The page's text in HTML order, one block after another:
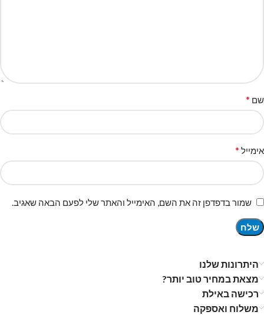
שם *
אימייל *
שמור בדפדפן זה את השם, האימייל והאתר שלי לפעם הבאה שאגיב.
היתרונות שלנו
מצאת במחיר טוב יותר?
רכישה באילת
משלוח ואספקה